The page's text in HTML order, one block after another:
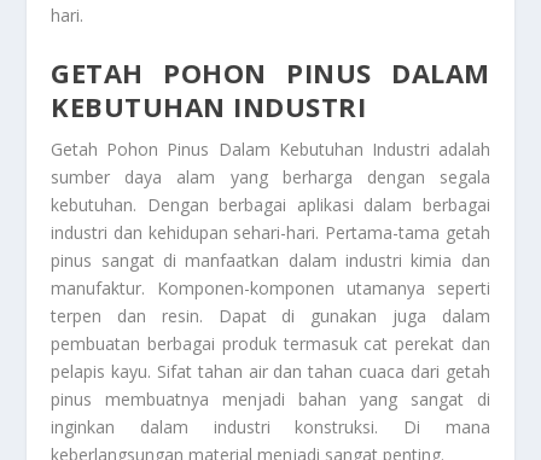
hari.
GETAH POHON PINUS DALAM
KEBUTUHAN INDUSTRI
Getah Pohon Pinus Dalam Kebutuhan Industri adalah
sumber daya alam yang berharga dengan segala
kebutuhan. Dengan berbagai aplikasi dalam berbagai
industri dan kehidupan sehari-hari. Pertama-tama getah
pinus sangat di manfaatkan dalam industri kimia dan
manufaktur. Komponen-komponen utamanya seperti
terpen dan resin. Dapat di gunakan juga dalam
pembuatan berbagai produk termasuk cat perekat dan
pelapis kayu. Sifat tahan air dan tahan cuaca dari getah
pinus membuatnya menjadi bahan yang sangat di
inginkan dalam industri konstruksi. Di mana
keberlangsungan material menjadi sangat penting.